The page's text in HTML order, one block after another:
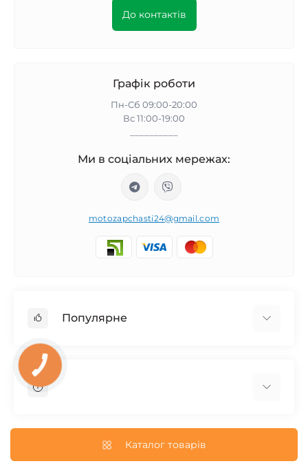
До контактів
Графік роботи
Пн-Сб 09:00-20:00
Вс 11:00-19:00
Ми в соціальних мережах:
motozapchasti24@gmail.com
Популярне
Запчасти на мотоцикл Урал / МТ Днепр / К-750
Запчасти на мотоцикл Иж Юпитер / Планета
Запчасти на мотоцикл Ява
Запчасти на мотоцикл Восход
Запчасти на Дельту / Delta
Доставка и Оплата
Пользовательское соглашение
Каталог товарів
КНОПКА
ЗВ'ЯЗКУ